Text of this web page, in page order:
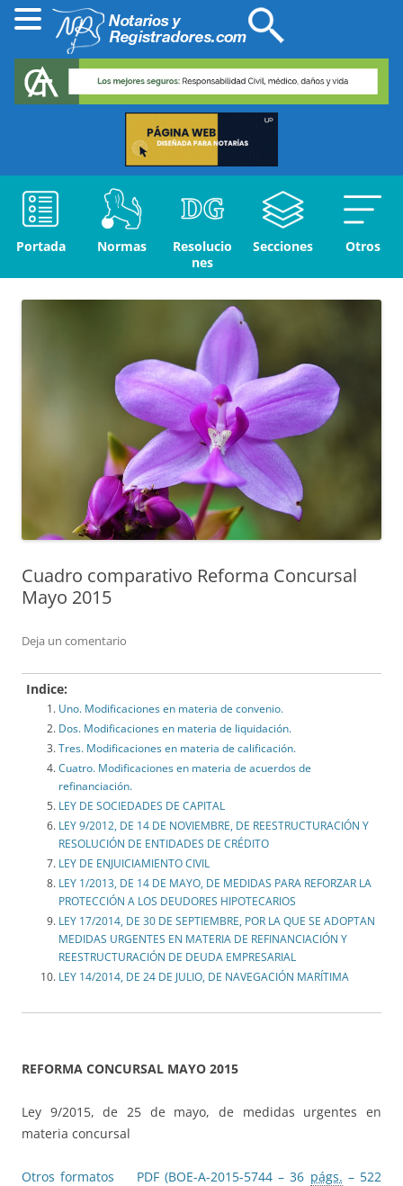
Portada Normas
Resolucio
nes
Secciones Otros
Cuadro comparativo Reforma Concursal
Mayo 2015
Deja un comentario
Indice:
Uno. Modificaciones en materia de convenio.
Dos. Modificaciones en materia de liquidación.
Tres. Modificaciones en materia de calificación.
Cuatro. Modificaciones en materia de acuerdos de
refinanciación.
LEY DE SOCIEDADES DE CAPITAL
LEY 9/2012, DE 14 DE NOVIEMBRE, DE REESTRUCTURACIÓN Y
RESOLUCIÓN DE ENTIDADES DE CRÉDITO
LEY DE ENJUICIAMIENTO CIVIL
LEY 1/2013, DE 14 DE MAYO, DE MEDIDAS PARA REFORZAR LA
PROTECCIÓN A LOS DEUDORES HIPOTECARIOS
LEY 17/2014, DE 30 DE SEPTIEMBRE, POR LA QUE SE ADOPTAN
MEDIDAS URGENTES EN MATERIA DE REFINANCIACIÓN Y
REESTRUCTURACIÓN DE DEUDA EMPRESARIAL
LEY 14/2014, DE 24 DE JULIO, DE NAVEGACIÓN MARÍTIMA
REFORMA CONCURSAL MAYO 2015
Ley 9/2015, de 25 de mayo, de medidas urgentes en
materia concursal
Otros formatos PDF (BOE-A-2015-5744 – 36 págs. – 522